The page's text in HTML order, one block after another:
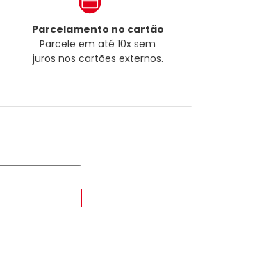
Parcelamento no cartão
Parcele em até 10x sem
juros nos cartões externos.